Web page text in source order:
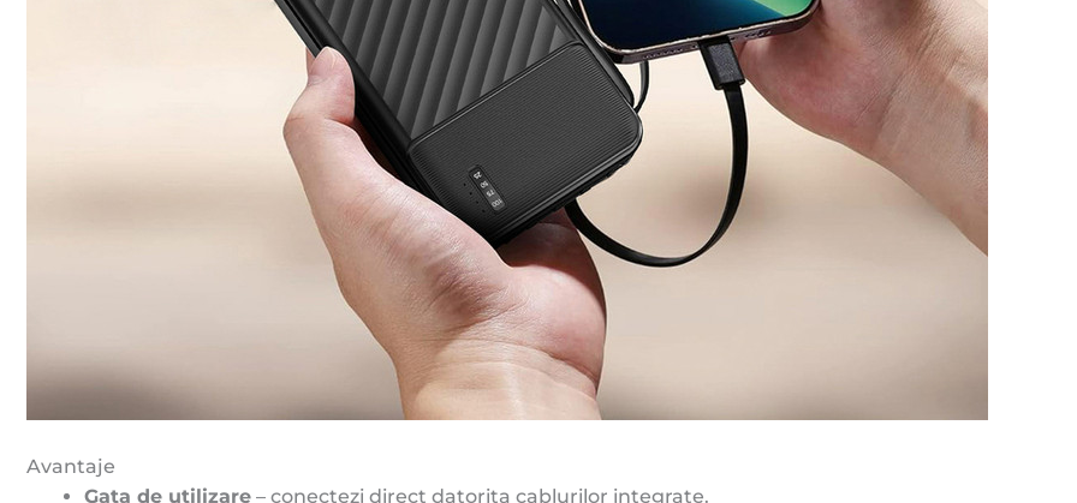
Avantaje
Gata de utilizare – conectezi direct datorita cablurilor integrate.